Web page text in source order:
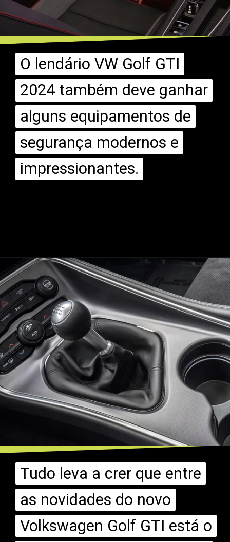
O lendário VW Golf GTI
2024 também deve ganhar
alguns equipamentos de
segurança modernos e
impressionantes.
O lendário VW Golf GTI
2024 também deve ganhar
alguns equipamentos de
segurança modernos e
impressionantes.
Opening https://mundofixa.com.br/8-coisas-para-esperar-do-novo-vw-golf-gti-2024/
Tudo leva a crer que entre
as novidades do novo
Volkswagen Golf GTI está o
Tudo leva a crer que entre
as novidades do novo
Volkswagen Golf GTI está o